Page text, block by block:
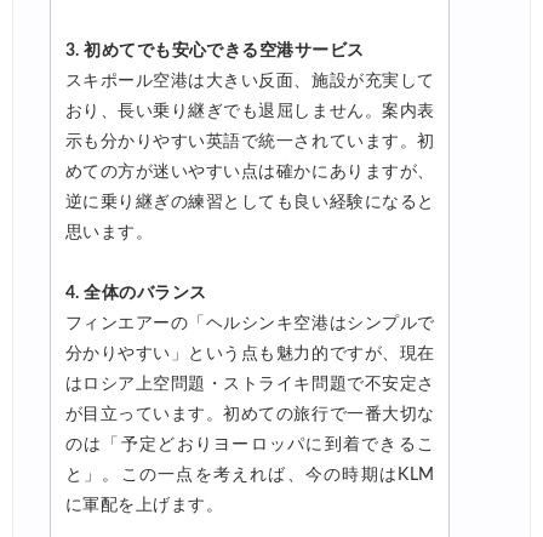
3. 初めてでも安心できる空港サービス
スキポール空港は大きい反面、施設が充実して
おり、長い乗り継ぎでも退屈しません。案内表
示も分かりやすい英語で統一されています。初
めての方が迷いやすい点は確かにありますが、
逆に乗り継ぎの練習としても良い経験になると
思います。
4. 全体のバランス
フィンエアーの「ヘルシンキ空港はシンプルで
分かりやすい」という点も魅力的ですが、現在
はロシア上空問題・ストライキ問題で不安定さ
が目立っています。初めての旅行で一番大切な
のは「予定どおりヨーロッパに到着できるこ
と」。この一点を考えれば、今の時期はKLM
に軍配を上げます。